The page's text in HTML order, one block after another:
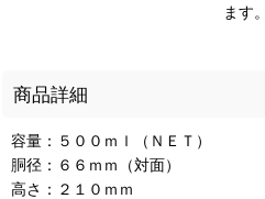
ます。
商品詳細
容量：５００ｍｌ（ＮＥＴ）
胴径：６６ｍｍ（対面）
高さ：２１０ｍｍ